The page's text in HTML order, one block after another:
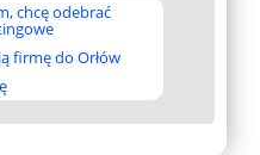
chcę odebrać
firmę do Orłów
Laureatów
Zasady
Regulamin
Prywatności